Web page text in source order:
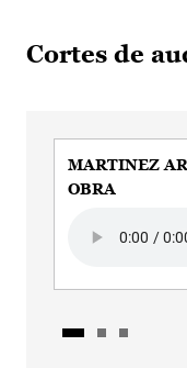
Cortes de
MARTINEZ
OBRA